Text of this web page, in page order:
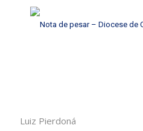
Luiz Pierdoná